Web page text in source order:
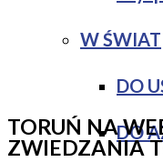
W ŚWIAT
DO
DO
TORUŃ NA
ZWIEDZANIA